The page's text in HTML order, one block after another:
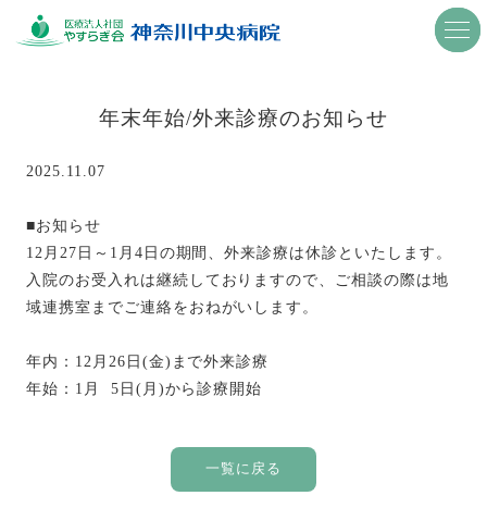
年末年始/外来診療のお知らせ
2025.11.07
■お知らせ
12月27日～1月4日の期間、外来診療は休診といたします。
入院のお受入れは継続しておりますので、ご相談の際は地
域連携室までご連絡をおねがいします。
年内：12月26日(金)まで外来診療
年始：1月 5日(月)から診療開始
一覧に戻る